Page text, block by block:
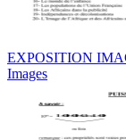
EXPOSITION
Images